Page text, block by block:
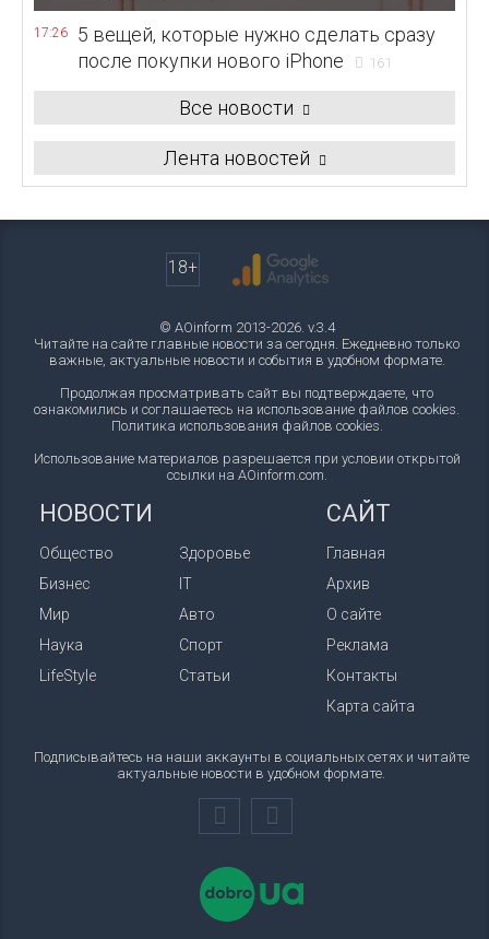
17:26
5 вещей, которые нужно сделать сразу
после покупки нового iPhone
161
Все новости
Лента новостей
18+
© AOinform 2013-2026. v.3.4
Читайте на сайте главные новости за сегодня. Ежедневно только
важные, актуальные новости и события в удобном формате.
Продолжая просматривать сайт вы подтверждаете, что
ознакомились и соглашаетесь на использование файлов cookies.
Политика использования файлов cookies.
Использование материалов разрешается при условии открытой
ссылки на AOinform.com.
НОВОСТИ
Общество
Бизнес
Мир
Наука
LifeStyle
Здоровье
IT
Авто
Спорт
Статьи
САЙТ
Главная
Архив
О сайте
Реклама
Контакты
Карта сайта
Подписывайтесь на наши аккаунты в социальных сетях и читайте
актуальные новости в удобном формате.